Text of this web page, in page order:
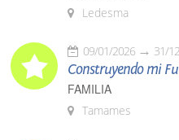
Ledesma
09/01/2026 31/
Construyendo mi
FAMILIA
Tamames